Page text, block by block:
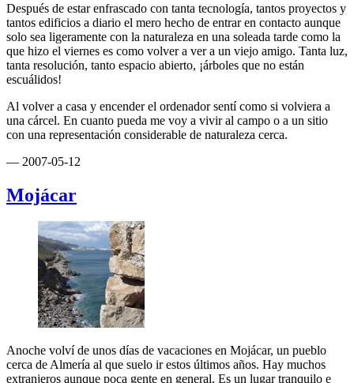
Después de estar enfrascado con tanta tecnología, tantos proyectos y
tantos edificios a diario el mero hecho de entrar en contacto aunque
solo sea ligeramente con la naturaleza en una soleada tarde como la
que hizo el viernes es como volver a ver a un viejo amigo. Tanta luz,
tanta resolución, tanto espacio abierto, ¡árboles que no están
escuálidos!
Al volver a casa y encender el ordenador sentí como si volviera a
una cárcel. En cuanto pueda me voy a vivir al campo o a un sitio
con una representación considerable de naturaleza cerca.
— 2007-05-12
Mojácar
Anoche volví de unos días de vacaciones en Mojácar, un pueblo
cerca de Almería al que suelo ir estos últimos años. Hay muchos
extranjeros aunque poca gente en general. Es un lugar tranquilo e